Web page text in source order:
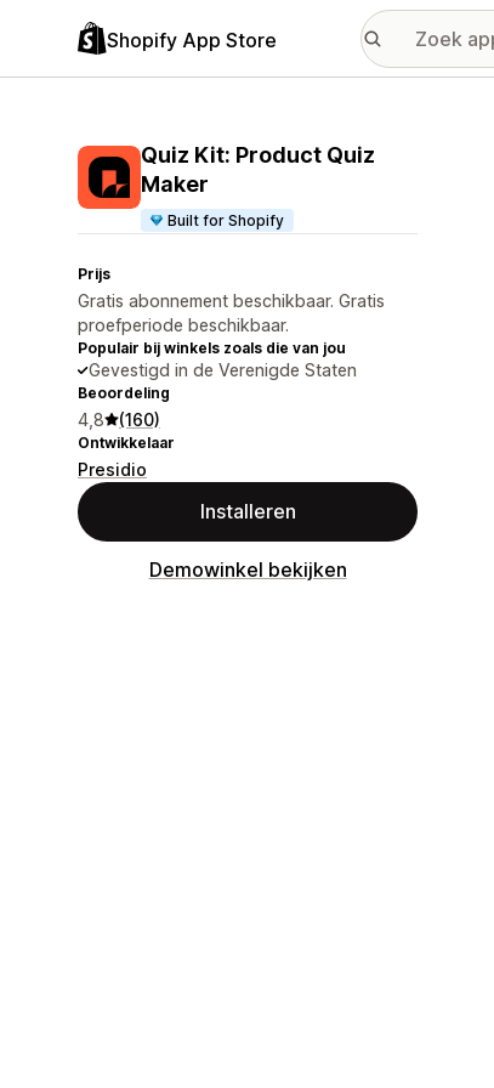
Shopify App Store
Quiz Kit: Product Quiz
Maker
Built for Shopify
Prijs
Gratis abonnement beschikbaar. Gratis
proefperiode beschikbaar.
Populair bij winkels zoals die van jou
Gevestigd in de Verenigde Staten
Beoordeling
4,8 (160)
Ontwikkelaar
Presidio
Installeren
Demowinkel bekijken